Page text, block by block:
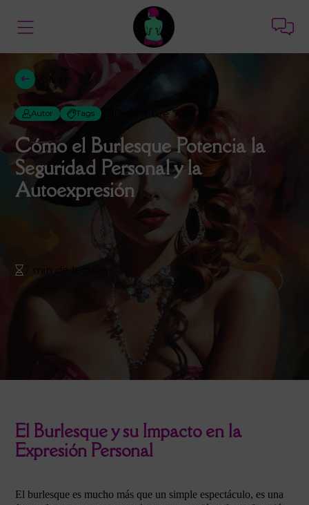
Volver
Autor Tags Diciembre 7, 2025
Cómo el Burlesque Potencia la
Seguridad Personal y la
Autoexpresión
7 min de lectura
El Burlesque y su Impacto en la
Expresión Personal
El burlesque es mucho más que un simple espectáculo, es una